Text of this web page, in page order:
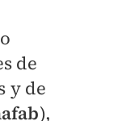
de
y de
),